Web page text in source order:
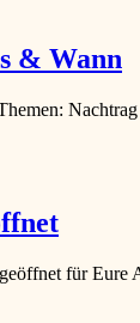
& Wann
für